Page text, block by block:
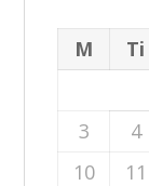
M
Ti
3
4
10
11